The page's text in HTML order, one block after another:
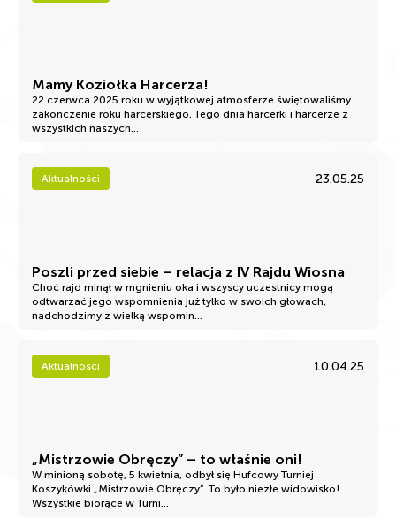
Mamy Koziołka Harcerza!
22 czerwca 2025 roku w wyjątkowej atmosferze świętowaliśmy
zakończenie roku harcerskiego. Tego dnia harcerki i harcerze z
wszystkich naszych...
Aktualności 23.05.25
Poszli przed siebie – relacja z IV Rajdu Wiosna
Choć rajd minął w mgnieniu oka i wszyscy uczestnicy mogą
odtwarzać jego wspomnienia już tylko w swoich głowach,
nadchodzimy z wielką wspomin...
Aktualności 10.04.25
„Mistrzowie Obręczy” – to właśnie oni!
W minioną sobotę, 5 kwietnia, odbył się Hufcowy Turniej
Koszykówki „Mistrzowie Obręczy”. To było niezłe widowisko!
Wszystkie biorące w Turni...